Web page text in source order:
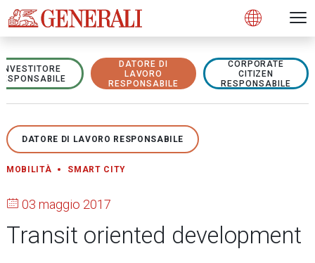
Open
INVESTITORE
DATORE DI
LAVORO
RESPONSABILE
CORPORATE
CITIZEN
RESPONSABILE
DATORE DI LAVORO RESPONSABILE
MOBILITÀ SMART CITY
03 maggio 2017
Transit oriented development